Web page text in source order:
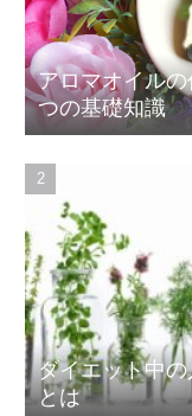
アロマオイル
つの基礎知識
ダイエット中
とは